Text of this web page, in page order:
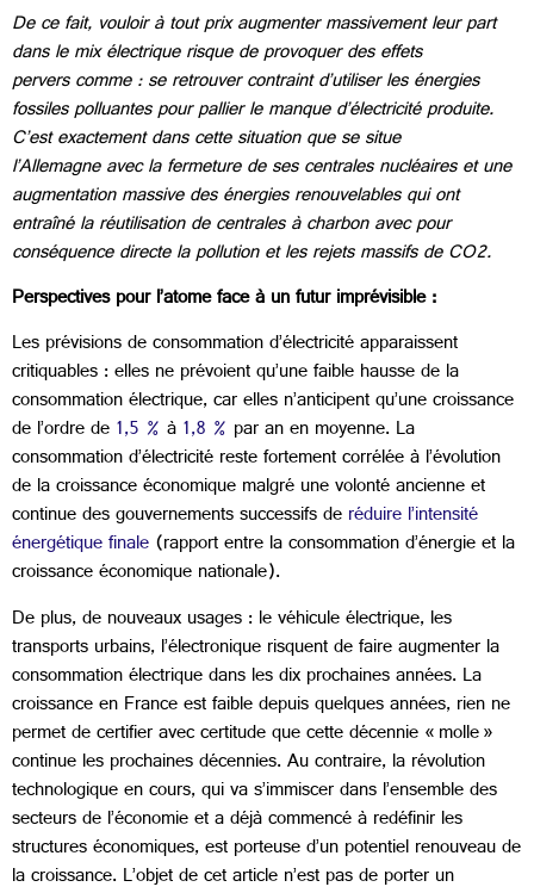
De ce fait, vouloir à tout prix augmenter massivement leur part
dans le mix électrique risque de provoquer des effets
pervers comme : se retrouver contraint d’utiliser les énergies
fossiles polluantes pour pallier le manque d’électricité produite.
C’est exactement dans cette situation que se situe
l’Allemagne avec la fermeture de ses centrales nucléaires et une
augmentation massive des énergies renouvelables qui ont
entraîné la réutilisation de centrales à charbon avec pour
conséquence directe la pollution et les rejets massifs de CO2.
Perspectives pour l’atome face à un futur imprévisible :
Les prévisions de consommation d’électricité apparaissent
critiquables : elles ne prévoient qu’une faible hausse de la
consommation électrique, car elles n’anticipent qu’une croissance
de l’ordre de1,5 % à1,8 % par an en moyenne. La
consommation d’électricité reste fortement corrélée à l’évolution
de la croissance économique malgré une volonté ancienne et
continue des gouvernements successifs deréduire l’intensité
énergétique finale(rapport entre la consommation d’énergie et la
croissance économique nationale).
De plus, de nouveaux usages : le véhicule électrique, les
transports urbains, l’électronique risquent de faire augmenter la
consommation électrique dans les dix prochaines années. La
croissance en France est faible depuis quelques années, rien ne
permet de certifier avec certitude que cette décennie « molle »
continue les prochaines décennies. Au contraire, la révolution
technologique en cours, qui va s’immiscer dans l’ensemble des
secteurs de l’économie et a déjà commencé à redéfinir les
structures économiques, est porteuse d’un potentiel renouveau de
la croissance. L’objet de cet article n’est pas de porter un